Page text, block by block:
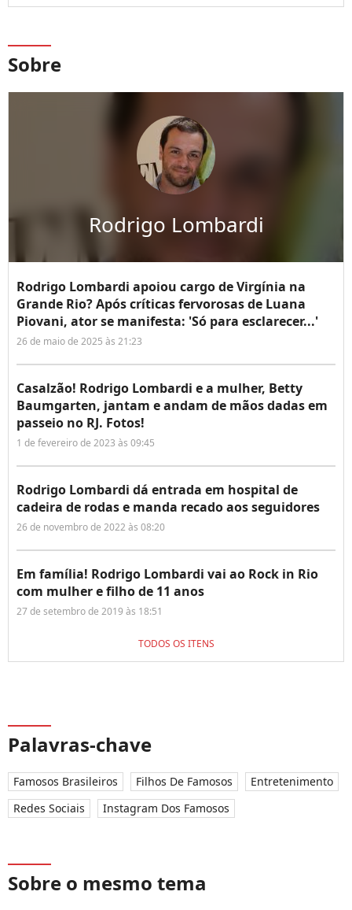
Sobre
Rodrigo Lombardi
Rodrigo Lombardi apoiou cargo de Virgínia na
Grande Rio? Após críticas fervorosas de Luana
Piovani, ator se manifesta: 'Só para esclarecer...'
26 de maio de 2025 às 21:23
Casalzão! Rodrigo Lombardi e a mulher, Betty
Baumgarten, jantam e andam de mãos dadas em
passeio no RJ. Fotos!
1 de fevereiro de 2023 às 09:45
Rodrigo Lombardi dá entrada em hospital de
cadeira de rodas e manda recado aos seguidores
26 de novembro de 2022 às 08:20
Em família! Rodrigo Lombardi vai ao Rock in Rio
com mulher e filho de 11 anos
27 de setembro de 2019 às 18:51
TODOS OS ITENS
Palavras-chave
Famosos Brasileiros Filhos De Famosos
Entretenimento
Redes Sociais
Instagram Dos Famosos
Sobre o mesmo tema